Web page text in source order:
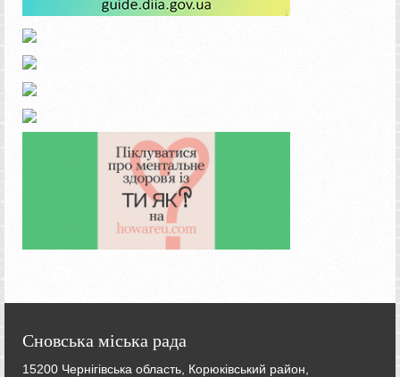
Сновська міська рада
15200 Чернігівська область, Корюківський район,